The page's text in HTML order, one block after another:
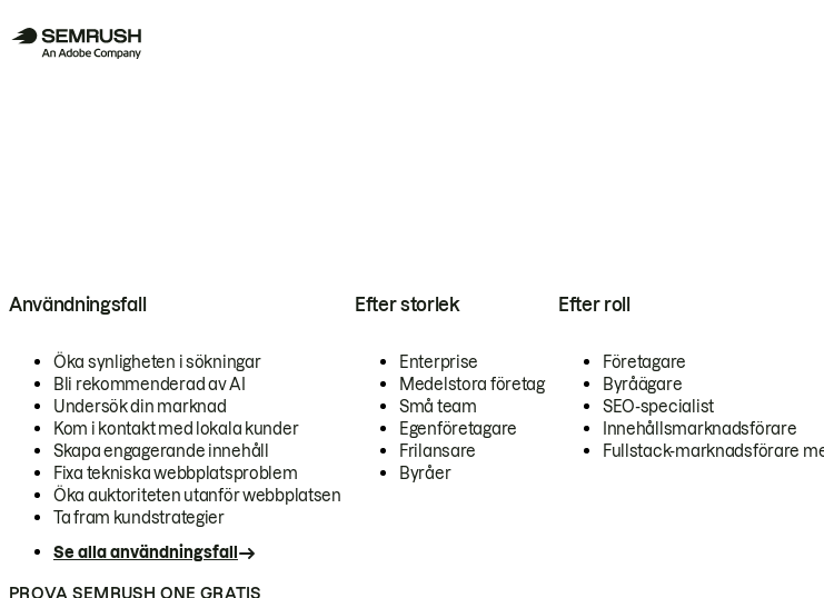
Användningsfall
Öka synligheten i sökningar
Bli rekommenderad av AI
Undersök din marknad
Kom i kontakt med lokala kunder
Skapa engagerande innehåll
Fixa tekniska webbplatsproblem
Öka auktoriteten utanför webbplatsen
Ta fram kundstrategier
Se alla användningsfall
Efter storlek
Enterprise
Medelstora företag
Små team
Egenföretagare
Frilansare
Byråer
Efter roll
Företagare
Byråägare
SEO-specialist
Innehållsmarknadsförare
Fullstack-marknadsförare
PROVA SEMRUSH ONE GRATIS